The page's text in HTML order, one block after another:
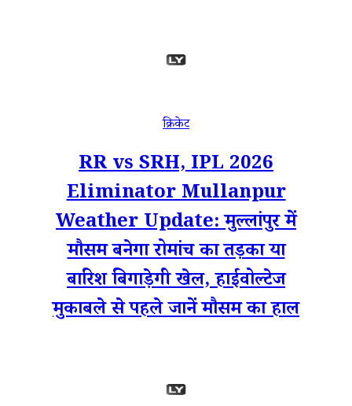
क्रिकेट
RR vs SRH, IPL 2026
Eliminator Mullanpur
Weather Update: मुल्लांपुर में
मौसम बनेगा रोमांच का तड़का या
बारिश बिगाड़ेगी खेल, हाईवोल्टेज
मुकाबले से पहले जानें मौसम का हाल